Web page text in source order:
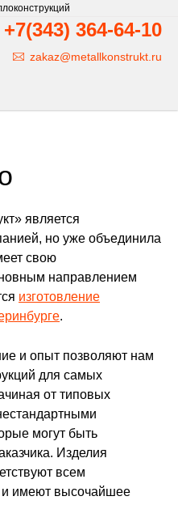
+7(343) 364-64-10
zakaz@metallkonstrukt.ru
является
но уже объединила
свою
направлением
изготовление
.
и опыт позволяют нам
для самых
от типовых
могут быть
Изделия
всем
и имеют высочайшее